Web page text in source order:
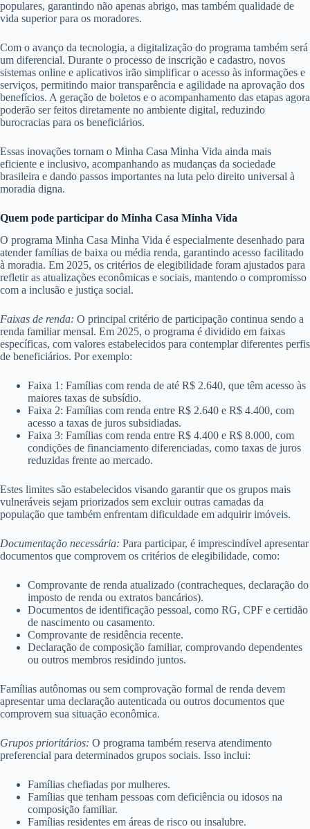
populares, garantindo não apenas abrigo, mas também qualidade de
vida superior para os moradores.
Com o avanço da tecnologia, a digitalização do programa também será
um diferencial. Durante o processo de inscrição e cadastro, novos
sistemas online e aplicativos irão simplificar o acesso às informações e
serviços, permitindo maior transparência e agilidade na aprovação dos
benefícios. A geração de boletos e o acompanhamento das etapas agora
poderão ser feitos diretamente no ambiente digital, reduzindo
burocracias para os beneficiários.
Essas inovações tornam o Minha Casa Minha Vida ainda mais
eficiente e inclusivo, acompanhando as mudanças da sociedade
brasileira e dando passos importantes na luta pelo direito universal à
moradia digna.
Quem pode participar do Minha Casa Minha Vida
O programa Minha Casa Minha Vida é especialmente desenhado para
atender famílias de baixa ou média renda, garantindo acesso facilitado
à moradia. Em 2025, os critérios de elegibilidade foram ajustados para
refletir as atualizações econômicas e sociais, mantendo o compromisso
com a inclusão e justiça social.
Faixas de renda: O principal critério de participação continua sendo a
renda familiar mensal. Em 2025, o programa é dividido em faixas
específicas, com valores estabelecidos para contemplar diferentes perfis
de beneficiários. Por exemplo:
Faixa 1: Famílias com renda de até R$ 2.640, que têm acesso às
maiores taxas de subsídio.
Faixa 2: Famílias com renda entre R$ 2.640 e R$ 4.400, com
acesso a taxas de juros subsidiadas.
Faixa 3: Famílias com renda entre R$ 4.400 e R$ 8.000, com
condições de financiamento diferenciadas, como taxas de juros
reduzidas frente ao mercado.
Estes limites são estabelecidos visando garantir que os grupos mais
vulneráveis sejam priorizados sem excluir outras camadas da
população que também enfrentam dificuldade em adquirir imóveis.
Documentação necessária: Para participar, é imprescindível apresentar
documentos que comprovem os critérios de elegibilidade, como:
Comprovante de renda atualizado (contracheques, declaração do
imposto de renda ou extratos bancários).
Documentos de identificação pessoal, como RG, CPF e certidão
de nascimento ou casamento.
Comprovante de residência recente.
Declaração de composição familiar, comprovando dependentes
ou outros membros residindo juntos.
Famílias autônomas ou sem comprovação formal de renda devem
apresentar uma declaração autenticada ou outros documentos que
comprovem sua situação econômica.
Grupos prioritários: O programa também reserva atendimento
preferencial para determinados grupos sociais. Isso inclui:
Famílias chefiadas por mulheres.
Famílias que tenham pessoas com deficiência ou idosos na
composição familiar.
Famílias residentes em áreas de risco ou insalubre.